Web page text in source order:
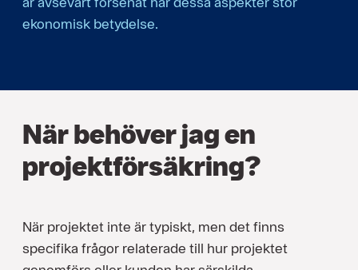
ekonomisk betydelse.
När behöver jag en
projektförsäkring?
När projektet inte är typiskt, men det finns
specifika frågor relaterade till hur projektet